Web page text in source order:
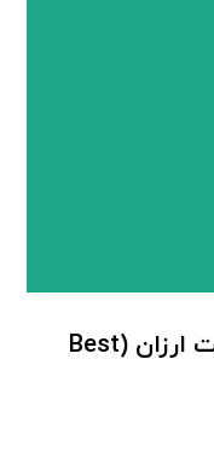
خرید چهارپایه تاشو ناصر قیمت ارزان (Best